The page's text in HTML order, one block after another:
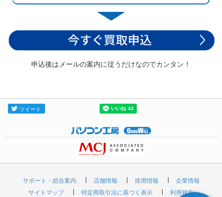
申込後はメールの案内に従うだけなのでカンタン！
サポート・総合案内 店舗情報 採用情報
企業情報
サイトマップ
特定商取引法に基づく表示 利用規約